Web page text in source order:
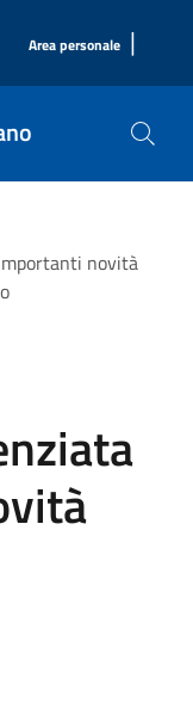
Area personale |
novità